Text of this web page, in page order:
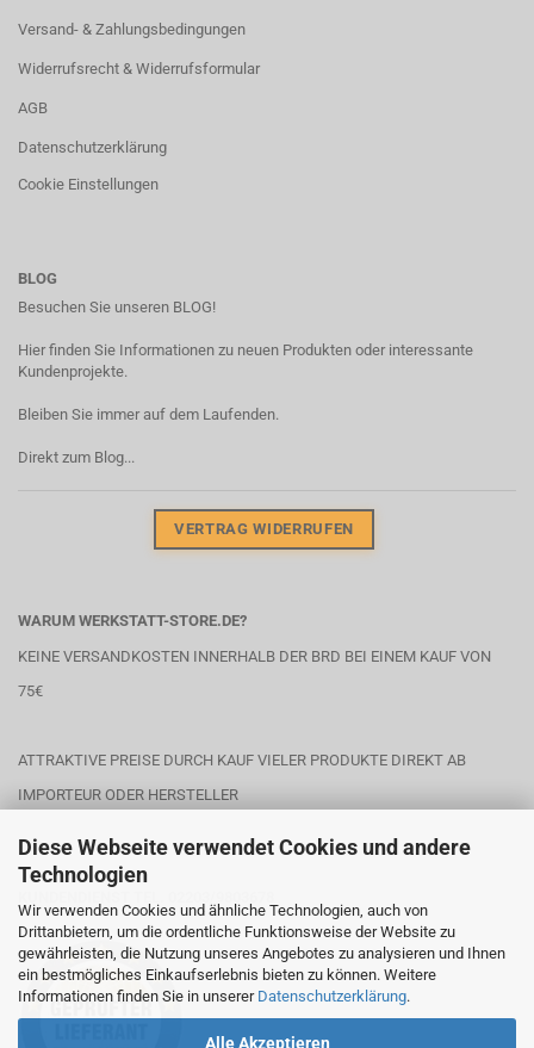
Diese Webseite verwendet Cookies und andere
Technologien
Wir verwenden Cookies und ähnliche Technologien, auch von
Drittanbietern, um die ordentliche Funktionsweise der Website zu
gewährleisten, die Nutzung unseres Angebotes zu analysieren und Ihnen
ein bestmögliches Einkaufserlebnis bieten zu können. Weitere
Informationen finden Sie in unserer Datenschutzerklärung.
Alle Akzeptieren
Versand- & Zahlungsbedingungen
Widerrufsrecht & Widerrufsformular
AGB
Datenschutzerklärung
Cookie Einstellungen
BLOG
Besuchen Sie unseren BLOG!
Hier finden Sie Informationen zu neuen Produkten oder interessante
Kundenprojekte.
Bleiben Sie immer auf dem Laufenden.
Direkt zum Blog...
VERTRAG WIDERRUFEN
WARUM WERKSTATT-STORE.DE?
KEINE VERSANDKOSTEN INNERHALB DER BRD BEI EINEM KAUF VON
75€
ATTRAKTIVE PREISE DURCH KAUF VIELER PRODUKTE DIREKT AB
IMPORTEUR ODER HERSTELLER